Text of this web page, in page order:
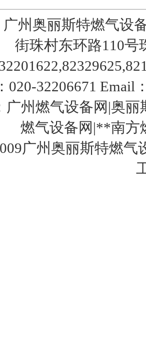
减压阀
州奥丽斯特燃气设
街珠村东环路110号
020-32206671 Email
广州燃气设备网|奥
燃气设备网|**南方
广州奥丽斯特燃气